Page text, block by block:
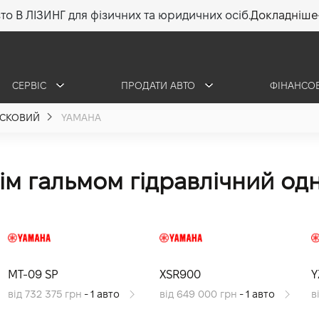
В ЛІЗИНГ для фізичних та юридичних осіб.Докладніше
СЕРВІС ПРОДАТИ АВТО
YAMAHA
гальмом гідравлічний
MT-09 SP
від 732 375 грн - 1 авто
XSR900
від 649 000 грн - 1 авто